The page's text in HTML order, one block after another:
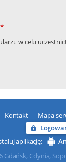
*
w celu
Kontakt Mapa
aplikację:
Gdańsk, Gdynia,